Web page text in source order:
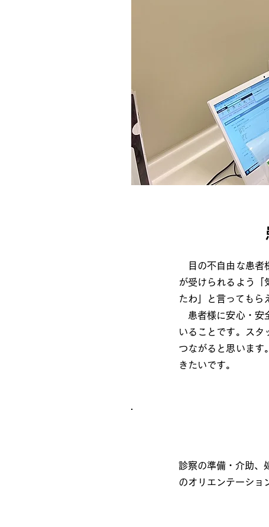
目の不自由な患者
が受けられるよう「
たわ」と言ってもら
患者様に安心・安
いることです。スタ
つながると思います
きたいです。
診察の準備・介助、
のオリエンテーシ